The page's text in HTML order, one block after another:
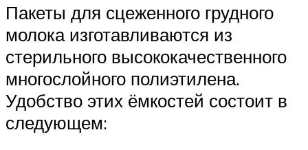
Пакеты для сцеженного грудного
молока изготавливаются из
стерильного высококачественного
многослойного полиэтилена.
Удобство этих ёмкостей состоит в
следующем: